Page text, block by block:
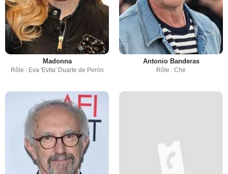
Madonna
Rôle : Eva 'Evita' Duarte de Perón
Antonio Banderas
Rôle : Che